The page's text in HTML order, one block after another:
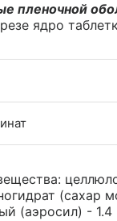
пленочной
ядро
(сахар
(аэросил) - 1.4